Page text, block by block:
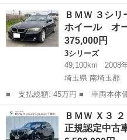
名： ＢＭＷ ■ 車種名： １シ
ｄ Ｍスポーツ ディーゼルター
ラ 前後ＰＤ...
新潟 新潟市
ＢＭＷ ３シ
ホイール オ
375,000円
3シリーズ
49,100km
2008
埼玉県 南埼玉郡
■ 支払総額: 45万円 ■ 車両本体価格： 375,000 円 ■ メーカー
名： ＢＭＷ ■ 車種名： ３シ
ｉ ＥＴＣ アルミホイール オ
ト ＡＴ 盗難防止シ...
埼玉
ＢＭＷ Ｘ３
正規認定中古